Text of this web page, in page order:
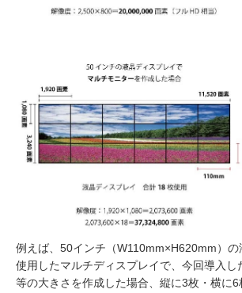
例えば、50インチ（W110mm×H620mm）
使用したマルチディスプレイで、今回導入し
等の大きさを作成した場合、縦に3枚・横に